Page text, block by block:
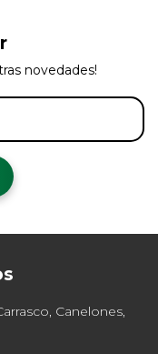
Canelones,
novedades!